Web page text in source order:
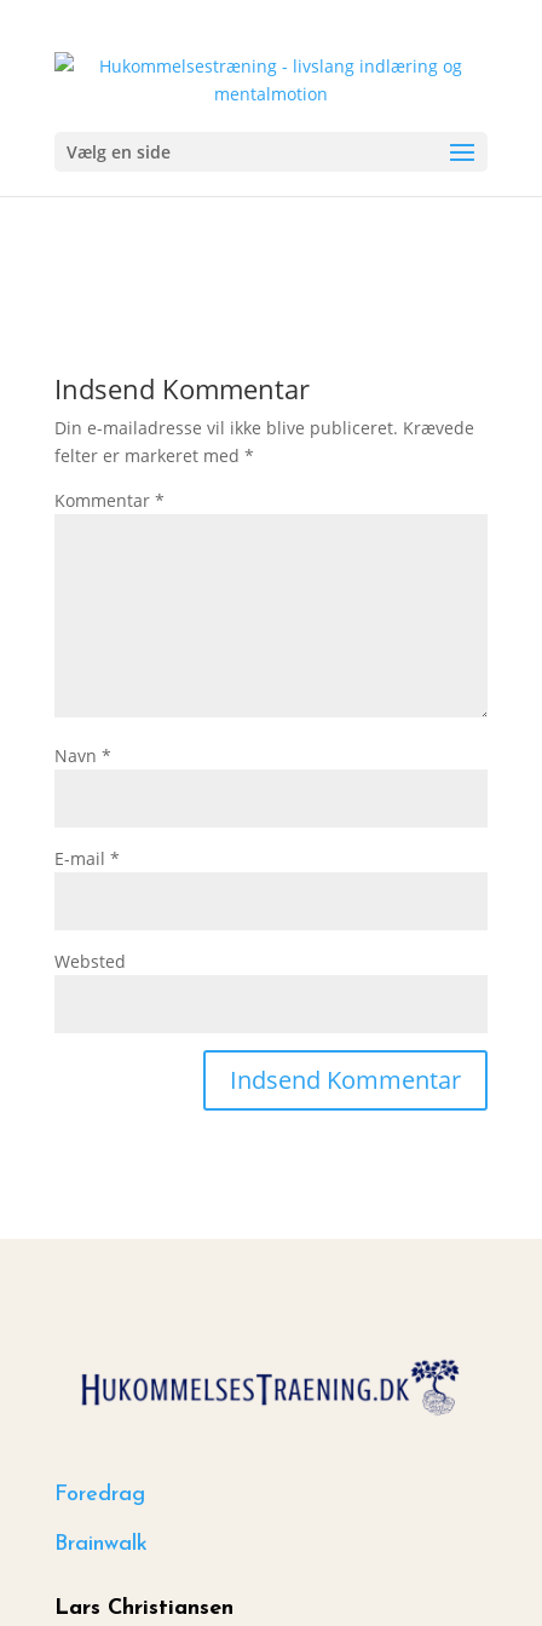
Vælg en side
Søren Damtoft
Indsend Kommentar
Din e-mailadresse vil ikke blive publiceret. Krævede
felter er markeret med *
Kommentar *
Navn *
E-mail *
Websted
Foredrag
Brainwalk
Lars Christiansen